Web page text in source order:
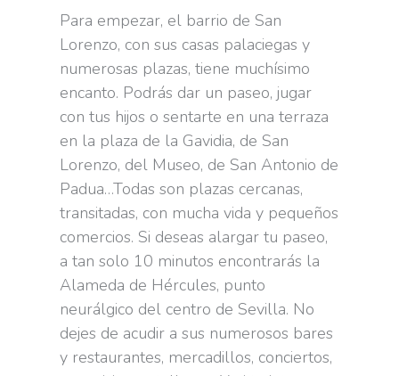
Para empezar, el barrio de San
Lorenzo, con sus casas palaciegas y
numerosas plazas, tiene muchísimo
encanto. Podrás dar un paseo, jugar
con tus hijos o sentarte en una terraza
en la plaza de la Gavidia, de San
Lorenzo, del Museo, de San Antonio de
Padua…Todas son plazas cercanas,
transitadas, con mucha vida y pequeños
comercios. Si deseas alargar tu paseo,
a tan solo 10 minutos encontrarás la
Alameda de Hércules, punto
neurálgico del centro de Sevilla. No
dejes de acudir a sus numerosos bares
y restaurantes, mercadillos, conciertos,